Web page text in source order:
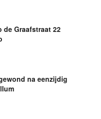
de Graafstraat 22
na eenzijdig